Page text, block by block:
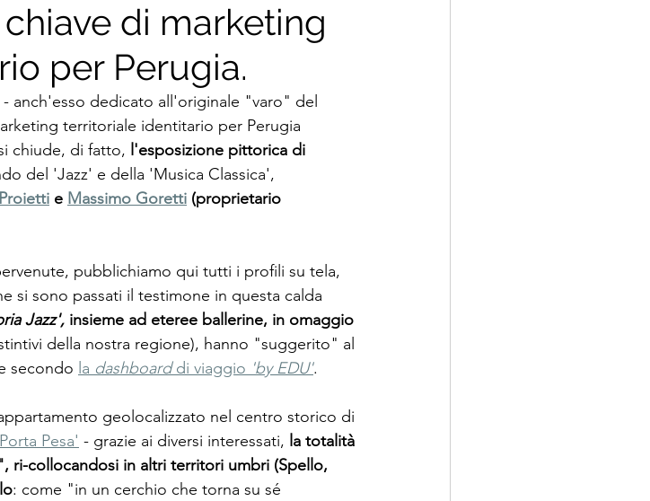
di marketing
per Perugia.
- anch'esso dedicato all'originale "varo" del
territoriale identitario per Perugia
chiude, di fatto, l'esposizione pittorica di
del 'Jazz' e della 'Musica Classica',
e Massimo Goretti (proprietario
pubblichiamo qui tutti i profili su tela,
si sono passati il testimone in questa calda
Jazz', insieme ad eteree ballerine, in omaggio
della nostra regione), hanno "suggerito" al
secondo la dashboard di viaggio 'by EDU'.
geolocalizzato nel centro storico di
Pesa' - grazie ai diversi interessati, la totalità
ri-collocandosi in altri territori umbri (Spello,
: come "in un cerchio che torna su sé